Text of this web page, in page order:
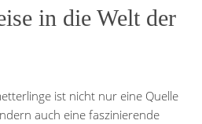
in die Welt der
ist nicht nur eine Quelle
auch eine faszinierende